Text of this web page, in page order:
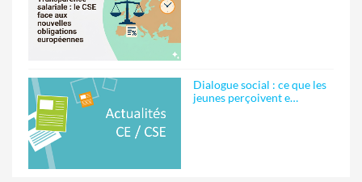
Dialogue social : ce que les
jeunes perçoivent e…